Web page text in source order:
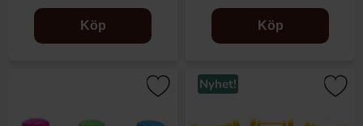
Köp Köp
Nyhet!